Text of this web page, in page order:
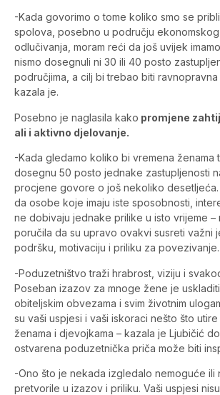
-Kada govorimo o tome koliko smo se
spolova, posebno u području
odlučivanja, moram reći da još uvijek
nismo dosegnuli ni 30 ili 40 posto
područjima, a cilj bi trebao biti
kazala je.
Posebno je naglasila kako promjene
ali i aktivno djelovanje.
-Kada gledamo koliko bi vremena ženama
dosegnu 50 posto jednake zastupljenosti
procjene govore o još nekoliko
da osobe koje imaju iste sposobnosti,
ne dobivaju jednake prilike u isto vrijeme –
poručila da su upravo ovakvi susreti važni
podršku, motivaciju i priliku za povezivanje.
-Poduzetništvo traži hrabrost, viziju i
Poseban izazov za mnoge žene je
obiteljskim obvezama i svim životnim
su vaši uspjesi i vaši iskoraci nešto što utire
ženama i djevojkama – kazala je Ljubičić
ostvarena poduzetnička priča može biti
-Ono što je nekada izgledalo nemoguće ili
pretvorile u izazov i priliku. Vaši uspjesi